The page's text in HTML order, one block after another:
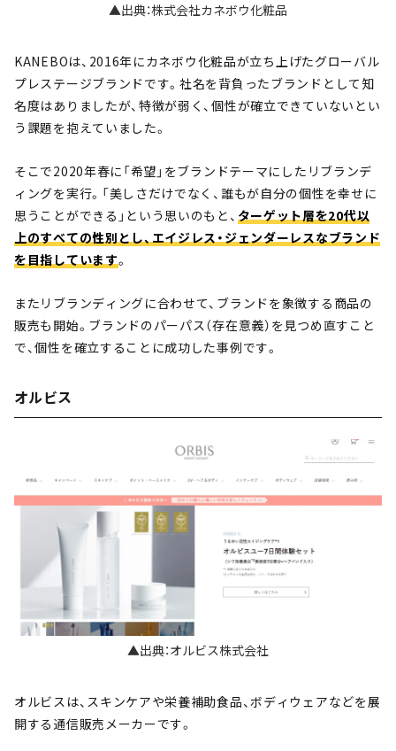
▲出典：株式会社カネボウ化粧品
KANEBOは、2016年にカネボウ化粧品が立ち上げたグローバル
プレステージブランドです。社名を背負ったブランドとして知
名度はありましたが、特徴が弱く、個性が確立できていないとい
う課題を抱えていました。
そこで2020年春に「希望」をブランドテーマにしたリブランデ
ィングを実行。「美しさだけでなく、誰もが自分の個性を幸せに
思うことができる」という思いのもと、 ターゲット層を20代以
上のすべての性別とし、エイジレス・ジェンダーレスなブランド
を目指しています。
またリブランディングに合わせて、ブランドを象徴する商品の
販売も開始。ブランドのパーパス（存在意義）を見つめ直すこと
で、個性を確立することに成功した事例です。
オルビス
▲出典：オルビス株式会社
オルビスは、スキンケアや栄養補助食品、ボディウェアなどを展
開する通信販売メーカーです。